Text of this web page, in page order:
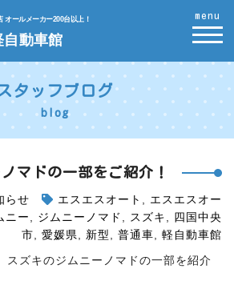
オールメーカー200台以上！
自動車館
menu
タッフブログ
blog
マドの一部をご紹介！
らせ エスエスオート
エスエスオー
ニー ジムニーノマド スズキ
四国中央
市
愛媛県 新型 普通車
軽自動車館
スズキのジムニーノマドの一部を紹介